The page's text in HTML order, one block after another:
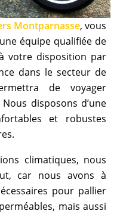
Montparnasse, vous
équipe qualifiée de
votre disposition par
dans le secteur de
de voyager
disposons d’une
et robustes
climatiques, nous
car nous avons à
pour pallier
mais aussi